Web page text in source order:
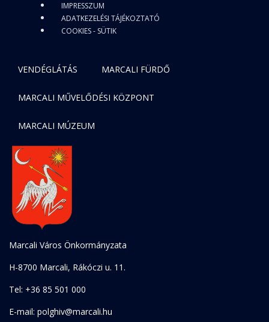
IMPRESSZUM
ADATKEZELÉSI TÁJÉKOZTATÓ
COOKIES - SÜTIK
VENDÉGLÁTÁS MARCALI FÜRDŐ
MARCALI MŰVELŐDÉSI KÖZPONT
MARCALI MÚZEUM
Marcali Város Önkormányzata
H-8700 Marcali, Rákóczi u. 11.
Tel: +36 85 501 000
E-mail: polghiv@marcali.hu